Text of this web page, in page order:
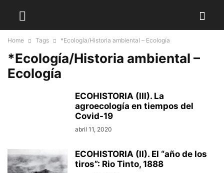
Home Tags *Ecología/Historia ambiental – Ecología
*Ecología/Historia ambiental –
Ecología
ECOHISTORIA (III). La
agroecología en tiempos del
Covid-19
abril 11, 2020
ECOHISTORIA (II). El “año de los
tiros”: Rio Tinto, 1888